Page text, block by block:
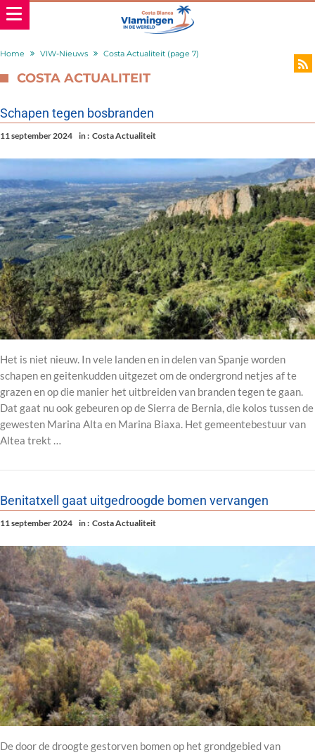
Home VIW-Nieuws Costa Actualiteit (page 7)
COSTA ACTUALITEIT
Schapen tegen bosbranden
11 september 2024 in : Costa Actualiteit
Het is niet nieuw. In vele landen en in delen van Spanje worden
schapen en geitenkudden uitgezet om de ondergrond netjes af te
grazen en op die manier het uitbreiden van branden tegen te gaan.
Dat gaat nu ook gebeuren op de Sierra de Bernia, die kolos tussen de
gewesten Marina Alta en Marina Biaxa. Het gemeentebestuur van
Altea trekt …
Benitatxell gaat uitgedroogde bomen vervangen
11 september 2024 in : Costa Actualiteit
De door de droogte gestorven bomen op het grondgebied van